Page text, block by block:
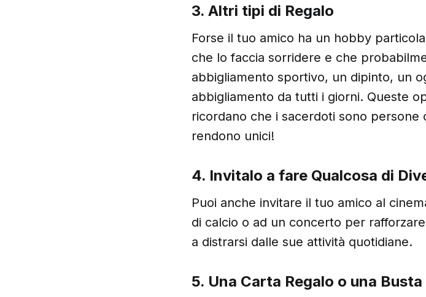
3. Altri tipi di Regalo
Forse il tuo amico ha un hobby
che lo faccia sorridere e che
abbigliamento sportivo, un dipinto, un
abbigliamento da tutti i giorni. Queste
ricordano che i sacerdoti sono
rendono unici!
4. Invitalo a fare Qualcosa di
Puoi anche invitare il tuo amico al
di calcio o ad un concerto per
a distrarsi dalle sue attività quotidiane.
5. Una Carta Regalo o una